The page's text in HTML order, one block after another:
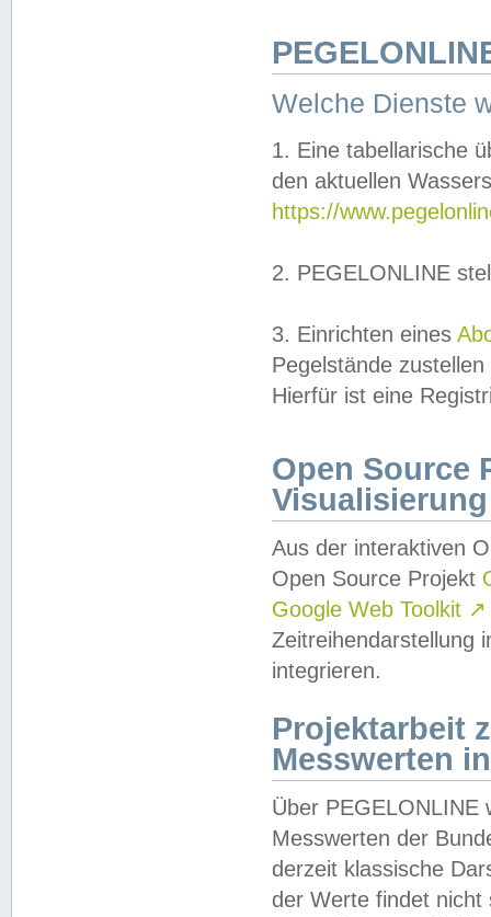
Welche Dienste
1. Eine tabellarische
den aktuellen
https://
2. PEGELONLINE
3. Einrichten eines
Pegelstände
Hierfür ist eine
Open Source
Visualisierung
Aus der interaktiven
Open Source Projekt
Google Web Toolkit ↗
Zeitreihendarstellung
integrieren.
Projektarbeit
Messwerten
Über PEGELONLINE
Messwerten der
derzeit klassische
der Werte findet